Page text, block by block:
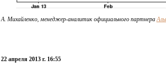
А. Михайленко, менеджер-аналитик официального партнера
22 апреля 2013 г. 16:55